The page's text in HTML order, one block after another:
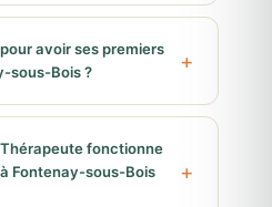
avoir ses premiers
sous-Bois ?
fonctionne
Fontenay-sous-Bois